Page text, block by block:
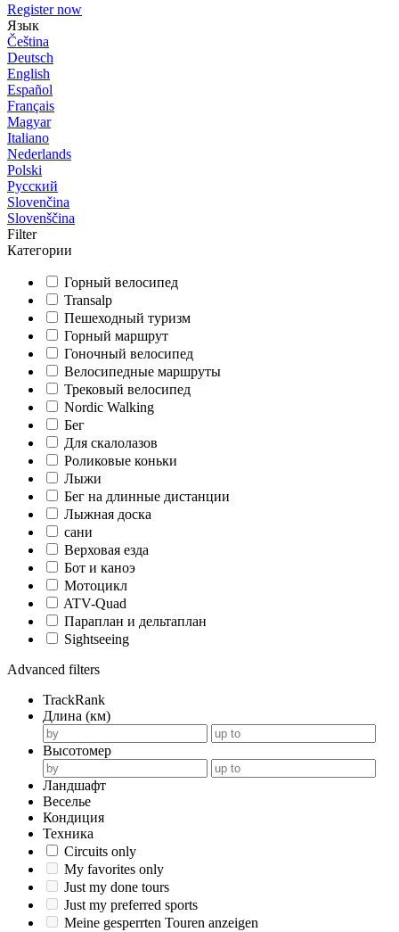
Register now
Язык
Čeština
Deutsch
English
Español
Français
Magyar
Italiano
Nederlands
Polski
Русский
Slovenčina
Slovenščina
Filter
Категории
Горный велосипед
Transalp
Пешеходный туризм
Горный маршрут
Гоночный велосипед
Велосипедные маршруты
Трековый велосипед
Nordic Walking
Бег
Для скалолазов
Роликовые коньки
Лыжи
Бег на длинные дистанции
Лыжная доска
сани
Верховая езда
Бот и каноэ
Мотоцикл
ATV-Quad
Параплан и дельтаплан
Sightseeing
Advanced filters
TrackRank
Длина (км)
Высотомер
Ландшафт
Веселье
Кондиция
Техника
Circuits only
My favorites only
Just my done tours
Just my preferred sports
Meine gesperrten Touren anzeigen